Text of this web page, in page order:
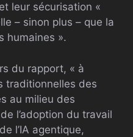
leur sécurisation «
– sinon plus – que la
humaines ».
du rapport, « à
traditionnelles des
au milieu des
l’adoption du travail
l’IA agentique,